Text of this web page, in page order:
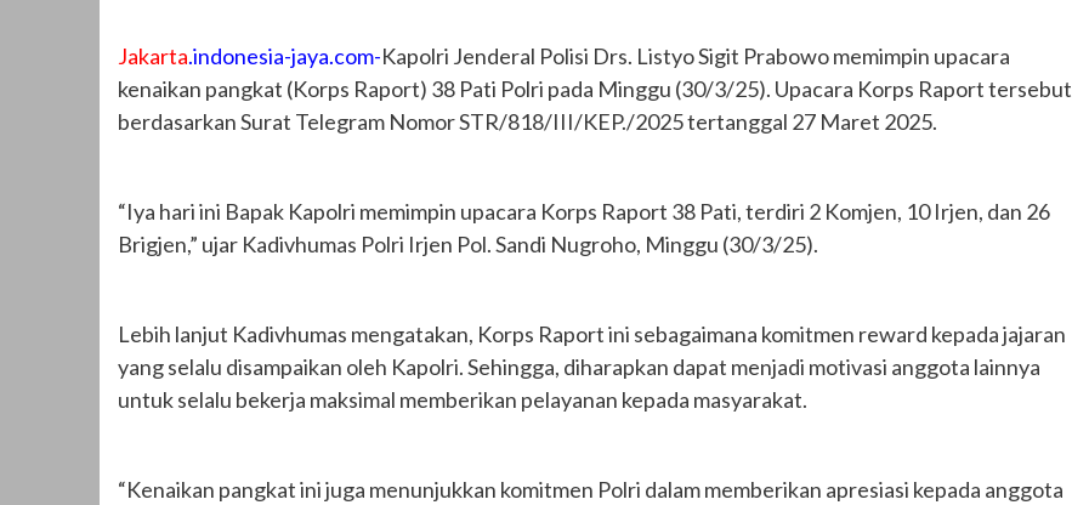
Jakarta.indonesia-jaya.com-Kapolri Jenderal Polisi Drs. Listyo Sigit Prabowo memimpin upacara
kenaikan pangkat (Korps Raport) 38 Pati Polri pada Minggu (30/3/25). Upacara Korps Raport tersebut
berdasarkan Surat Telegram Nomor STR/818/III/KEP./2025 tertanggal 27 Maret 2025.
“Iya hari ini Bapak Kapolri memimpin upacara Korps Raport 38 Pati, terdiri 2 Komjen, 10 Irjen, dan 26
Brigjen,” ujar Kadivhumas Polri Irjen Pol. Sandi Nugroho, Minggu (30/3/25).
Lebih lanjut Kadivhumas mengatakan, Korps Raport ini sebagaimana komitmen reward kepada jajaran
yang selalu disampaikan oleh Kapolri. Sehingga, diharapkan dapat menjadi motivasi anggota lainnya
untuk selalu bekerja maksimal memberikan pelayanan kepada masyarakat.
“Kenaikan pangkat ini juga menunjukkan komitmen Polri dalam memberikan apresiasi kepada anggota